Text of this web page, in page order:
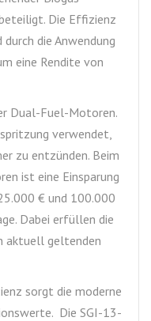
Die Effizienz
die Anwendung
eine Rendite von
Dual-Fuel-Motoren.
verwendet,
zu entzünden. Beim
ist eine Einsparung
€ und 100.000
Dabei erfüllen die
aktuell geltenden
sorgt die moderne
Die SGI-13-